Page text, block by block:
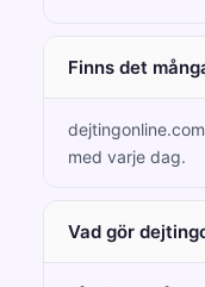
Finns det
med varje dag.
Vad gör